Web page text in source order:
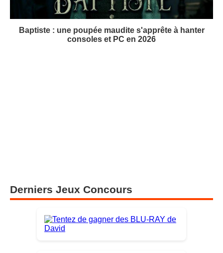
Baptiste : une poupée maudite s'apprête à hanter
consoles et PC en 2026
Derniers Jeux Concours